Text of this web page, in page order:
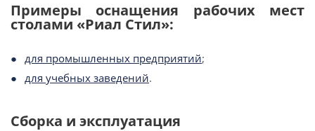
Примеры оснащения рабочих мест
столами «Риал Стил»:
для промышленных предприятий;
для учебных заведений.
Сборка и эксплуатация